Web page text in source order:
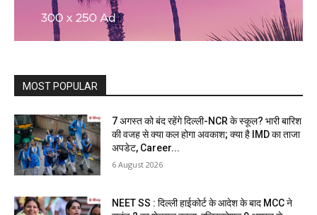
MOST POPULAR
7 अगस्त को बंद रहेंगे दिल्ली-NCR के स्कूल? भारी बारिश
की वजह से क्या कल होगा अवकाश; क्या है IMD का ताजा
अपडेट, Career...
6 August 2026
NEET SS : दिल्ली हाईकोर्ट के आदेश के बाद MCC ने